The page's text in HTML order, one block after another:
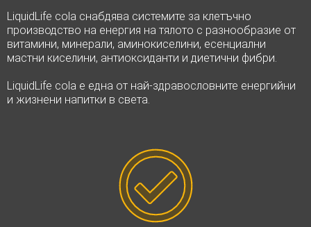
LiquidLife cola снабдява системите за клетъчно
производство на енергия на тялото с разнообразие от
витамини, минерали, аминокиселини, есенциални
мастни киселини, антиоксиданти и диетични фибри.
LiquidLife cola е една от най-здравословните енергийни
и жизнени напитки в света.